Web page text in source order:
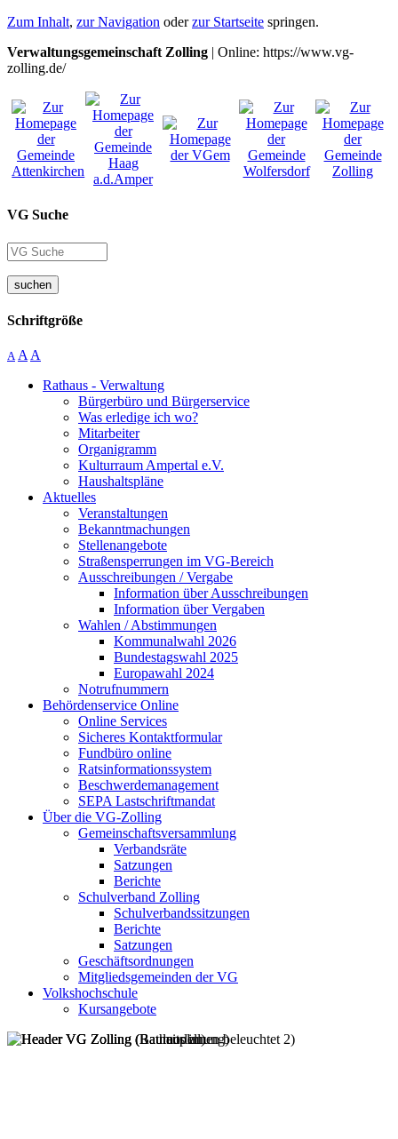
Zum Inhalt, zur Navigation oderzur Startseite springen.
Verwaltungsgemeinschaft Zolling | Online: https://www.vg-
zolling.de/
VG Suche
suchen
Schriftgröße
A A A
Rathaus - Verwaltung
Bürgerbüro und Bürgerservice
Was erledige ich wo?
Mitarbeiter
Organigramm
Kulturraum Ampertal e.V.
Haushaltspläne
Aktuelles
Veranstaltungen
Bekanntmachungen
Stellenangebote
Straßensperrungen im VG-Bereich
Ausschreibungen / Vergabe
Information über Ausschreibungen
Information über Vergaben
Wahlen / Abstimmungen
Kommunalwahl 2026
Bundestagswahl 2025
Europawahl 2024
Notrufnummern
Behördenservice Online
Online Services
Sicheres Kontaktformular
Fundbüro online
Ratsinformationssystem
Beschwerdemanagement
SEPA Lastschriftmandat
Über die VG-Zolling
Gemeinschaftsversammlung
Verbandsräte
Satzungen
Berichte
Schulverband Zolling
Schulverbandssitzungen
Berichte
Satzungen
Geschäftsordnungen
Mitgliedsgemeinden der VG
Volkshochschule
Kursangebote